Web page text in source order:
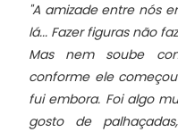
"A amizade entre nós
lá... Fazer figuras não
Mas nem soube
conforme ele
fui embora. Foi algo
gosto de